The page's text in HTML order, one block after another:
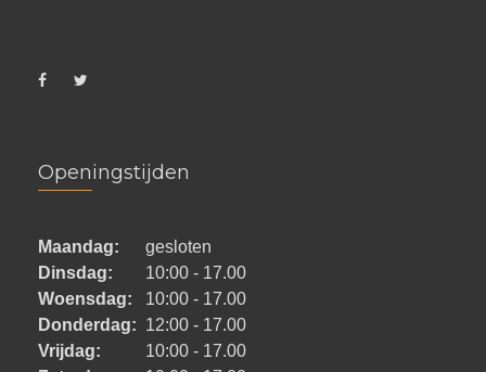
Openingstijden
Maandag:
gesloten
Dinsdag:
10:00 - 17.00
Woensdag:
10:00 - 17.00
Donderdag: 12:00 - 17.00
Vrijdag:
10:00 - 17.00